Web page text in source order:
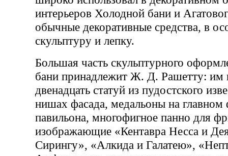
интерьеров Холодной бани и
обычные декоративные средства, в
скульптуру и лепку.
Большая часть скульптурного
бани принадлежит Ж. Д. Рашетту: им
двенадцать статуй из пудостского
нишах фасада, медальоны на главном
павильона, многофигное панно для
изображающие «Кентавра Несса и
Сирингу», «Алкида и Галатею»,